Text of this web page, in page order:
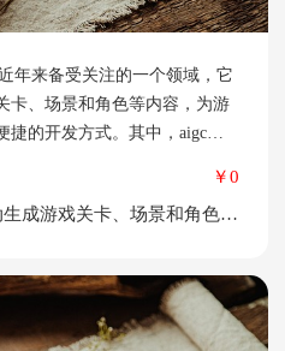
卡、场景和角色等内容，为游
捷的开发方式。其中，aigc自
生成算法的分类和应用。生成
￥0
游戏智能生成领域aigc自动生成游戏关卡、场景和角色等内容